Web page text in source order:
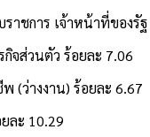
าหน้าที่ของรัฐ พนัก
ว ร้อยละ 7.06
าน) ร้อยละ 6.67